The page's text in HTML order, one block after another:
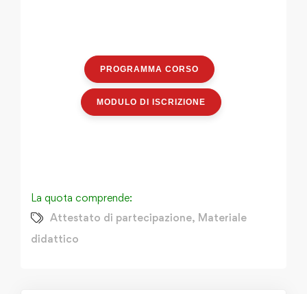
PROGRAMMA CORSO
MODULO DI ISCRIZIONE
La quota comprende:
Attestato di partecipazione, Materiale
didattico